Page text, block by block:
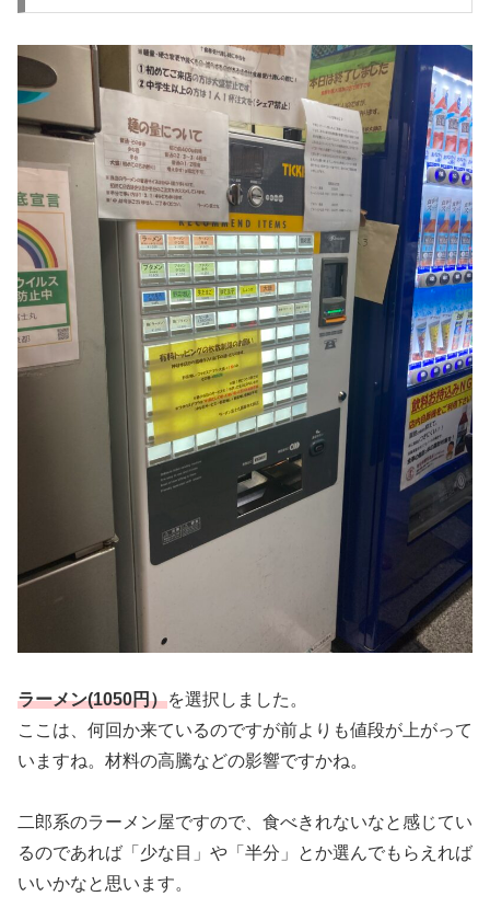
ラーメン(1050円）を選択しました。
ここは、何回か来ているのですが前よりも値段が上がって
いますね。材料の高騰などの影響ですかね。
二郎系のラーメン屋ですので、食べきれないなと感じてい
るのであれば「少な目」や「半分」とか選んでもらえれば
いいかなと思います。